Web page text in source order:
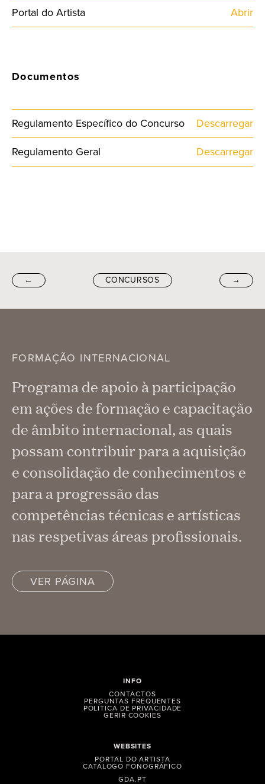
Portal do Artista
Abrir
Documentos
Regulamento Específico do Concurso
Descarregar
Regulamento Geral
Descarregar
← CONCURSOS →
FORMAÇÃO INTERNACIONAL
Programa de apoio à participação
em ações de formação e capacitação
de âmbito internacional, as quais
possam contribuir para a aquisição
e consolidação de conhecimentos e
para a progressão das
competências técnicas e artísticas
nas respetivas áreas profissionais.
VER PÁGINA
WEBSITES
PORTAL DO ARTISTA
CATÁLOGO FONOGRÁFICO
GDA.PT
INFO
CONTACTOS
PERGUNTAS FREQUENTES
POLÍTICA DE PRIVACIDADE
GERIR COOKIES